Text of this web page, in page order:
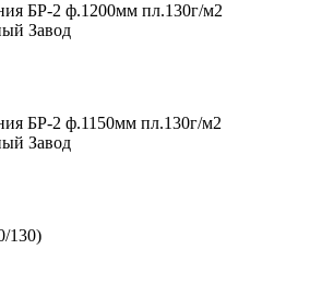
БР-2 ф.1200мм пл.130г/м2
Завод
БР-2 ф.1150мм пл.130г/м2
Завод
130)